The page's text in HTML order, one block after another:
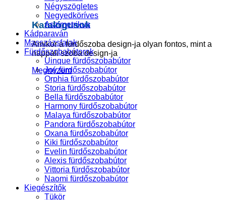
Katalógusok
Amikor a fürdőszoba design-ja olyan fontos, mint a
nappali szoba design-ja
Megnézem
Négyszögletes
Negyedköríves
Aszimetrikus
Kádparaván
Masszázsfalak
Fürdőszobabútorok
Uinque fürdőszobabútor
Joy fürdőszobabútor
Orphia fürdőszobabútor
Storia fürdőszobabútor
Bella fürdőszobabútor
Harmony fürdőszobabútor
Malaya fürdőszobabútor
Pandora fürdőszobabútor
Oxana fürdőszobabútor
Kiki fürdőszobabútor
Evelin fürdőszobabútor
Alexis fürdőszobabútor
Vittoria fürdőszobabútor
Naomi fürdőszobabútor
Kiegészítők
Tükör